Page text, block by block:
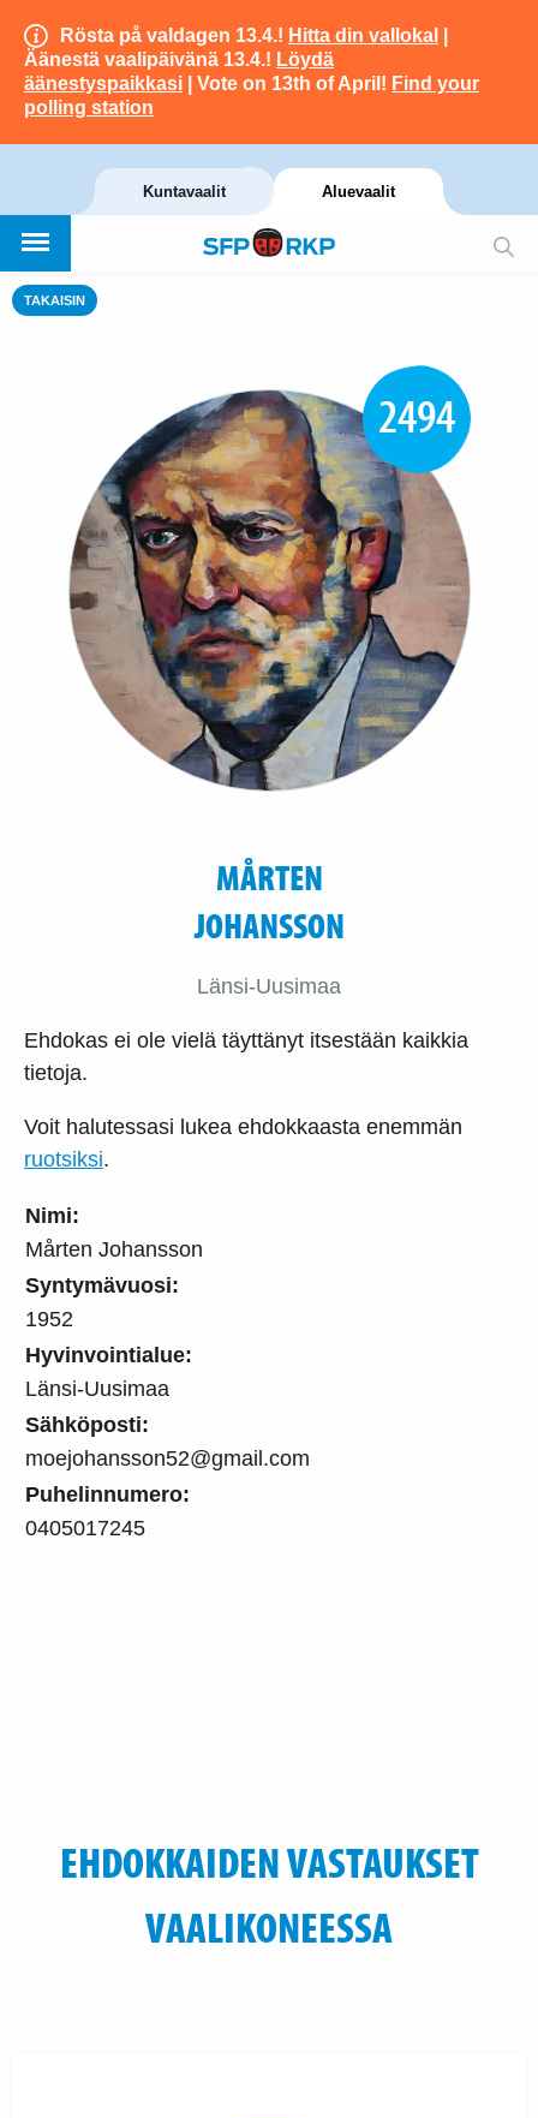
Rösta på valdagen 13.4.! Hitta din vallokal
Äänestä vaalipäivänä 13.4.! Löydä
äänestyspaikkasi | Vote on 13th of April! Find your
polling station
Kuntavaalit Aluevaalit
TAKAISIN
Nimi:
Mårten Johansson
Syntymävuosi:
1952
Hyvinvointialue:
Länsi-Uusimaa
Sähköposti:
moejohansson52@gmail.com
Puhelinnumero:
0405017245
2494
MÅRTEN
JOHANSSON
Länsi-Uusimaa
Ehdokas ei ole vielä täyttänyt itsestään kaikkia
tietoja.
Voit halutessasi lukea ehdokkaasta enemmän
ruotsiksi.
EHDOKKAIDEN VASTAUKSET
VAALIKONEESSA